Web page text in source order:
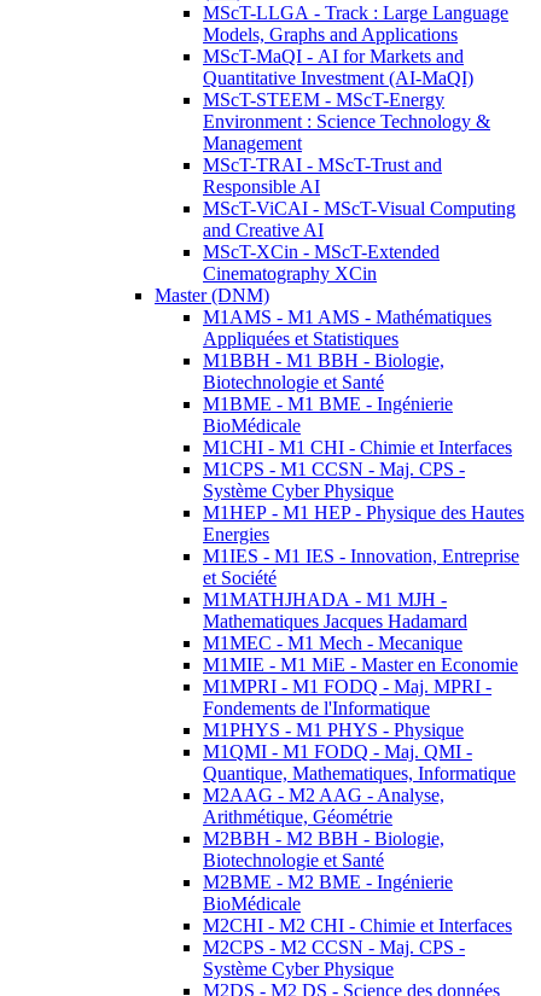
MScT-LLGA - Track : Large Language
Models, Graphs and Applications
MScT-MaQI - AI for Markets and
Quantitative Investment (AI-MaQI)
MScT-STEEM - MScT-Energy
Environment : Science Technology &
Management
MScT-TRAI - MScT-Trust and
Responsible AI
MScT-ViCAI - MScT-Visual Computing
and Creative AI
MScT-XCin - MScT-Extended
Cinematography XCin
Master (DNM)
M1AMS - M1 AMS - Mathématiques
Appliquées et Statistiques
M1BBH - M1 BBH - Biologie,
Biotechnologie et Santé
M1BME - M1 BME - Ingénierie
BioMédicale
M1CHI - M1 CHI - Chimie et Interfaces
M1CPS - M1 CCSN - Maj. CPS -
Système Cyber Physique
M1HEP - M1 HEP - Physique des Hautes
Energies
M1IES - M1 IES - Innovation, Entreprise
et Société
M1MATHJHADA - M1 MJH -
Mathematiques Jacques Hadamard
M1MEC - M1 Mech - Mecanique
M1MIE - M1 MiE - Master en Economie
M1MPRI - M1 FODQ - Maj. MPRI -
Fondements de l'Informatique
M1PHYS - M1 PHYS - Physique
M1QMI - M1 FODQ - Maj. QMI -
Quantique, Mathematiques, Informatique
M2AAG - M2 AAG - Analyse,
Arithmétique, Géométrie
M2BBH - M2 BBH - Biologie,
Biotechnologie et Santé
M2BME - M2 BME - Ingénierie
BioMédicale
M2CHI - M2 CHI - Chimie et Interfaces
M2CPS - M2 CCSN - Maj. CPS -
Système Cyber Physique
M2DS - M2 DS - Science des données